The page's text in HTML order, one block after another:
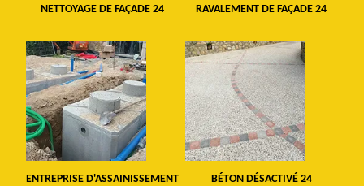
NETTOYAGE DE FAÇADE 24 RAVALEMENT DE FAÇADE 24
ENTREPRISE D'ASSAINISSEMENT BÉTON DÉSACTIVÉ 24